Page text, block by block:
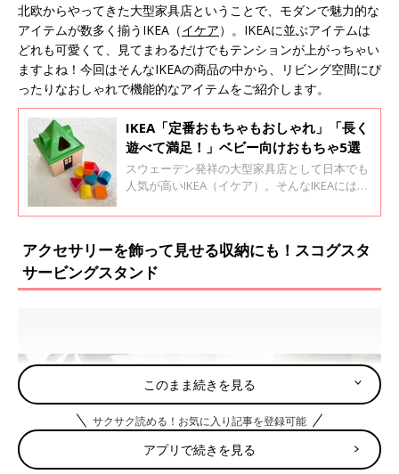
北欧からやってきた大型家具店ということで、モダンで魅力的な
アイテムが数多く揃うIKEA（イケア）。IKEAに並ぶアイテムは
どれも可愛くて、見てまわるだけでもテンションが上がっちゃい
ますよね！今回はそんなIKEAの商品の中から、リビング空間にぴ
ったりなおしゃれで機能的なアイテムをご紹介します。
IKEA「定番おもちゃもおしゃれ」「長く
遊べて満足！」ベビー向けおもちゃ5選
スウェーデン発祥の大型家具店として日本でも
人気が高いIKEA（イケア）。そんなIKEAには家
のおもちゃも多数展開されているようですよ。
ます。
アクセサリーを飾って見せる収納にも！スコグスタ
サービングスタンド
このまま続きを見る
サクサク読める！お気に入り記事を登録可能
アプリで続きを見る